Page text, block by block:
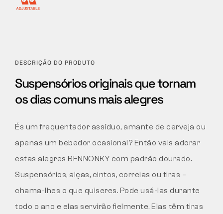
DESCRIÇÃO DO PRODUTO
Suspensórios originais que tornam
os dias comuns mais alegres
És um frequentador assíduo, amante de cerveja ou
apenas um bebedor ocasional? Então vais adorar
estas alegres BENNONKY com padrão dourado.
Suspensórios, alças, cintos, correias ou tiras –
chama-lhes o que quiseres. Pode usá-las durante
todo o ano e elas servirão fielmente. Elas têm tiras